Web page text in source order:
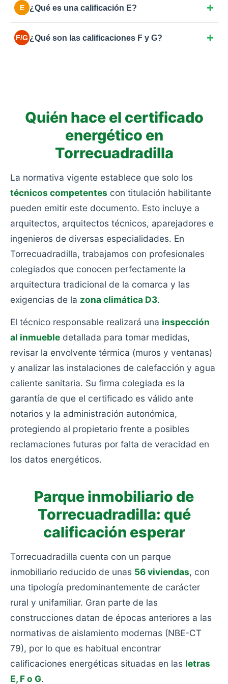
hace unos años. Margen de mejora en aislamiento o
en la caldera.
E ¿Qué es una calificación E?
La más común en España para viviendas anteriores
a 2007. Consumo moderado-alto por ventanas
F/G ¿Qué son las calificaciones F y G?
Quién hace el certificado
energético en
Torrecuadradilla
La normativa vigente establece que solo los
técnicos competentes con titulación habilitante
pueden emitir este documento. Esto incluye a
arquitectos, arquitectos técnicos, aparejadores e
ingenieros de diversas especialidades. En
Torrecuadradilla, trabajamos con profesionales
colegiados que conocen perfectamente la
arquitectura tradicional de la comarca y las
exigencias de la zona climática D3.
El técnico responsable realizará una inspección
al inmueble detallada para tomar medidas,
revisar la envolvente térmica (muros y ventanas)
y analizar las instalaciones de calefacción y agua
caliente sanitaria. Su firma colegiada es la
garantía de que el certificado es válido ante
notarios y la administración autonómica,
protegiendo al propietario frente a posibles
reclamaciones futuras por falta de veracidad en
los datos energéticos.
Parque inmobiliario de
Torrecuadradilla: qué
calificación esperar
Torrecuadradilla cuenta con un parque
inmobiliario reducido de unas 56 viviendas, con
una tipología predominantemente de carácter
rural y unifamiliar. Gran parte de las
construcciones datan de épocas anteriores a las
normativas de aislamiento modernas (NBE-CT
79), por lo que es habitual encontrar
calificaciones energéticas situadas en las letras
E, F o G.